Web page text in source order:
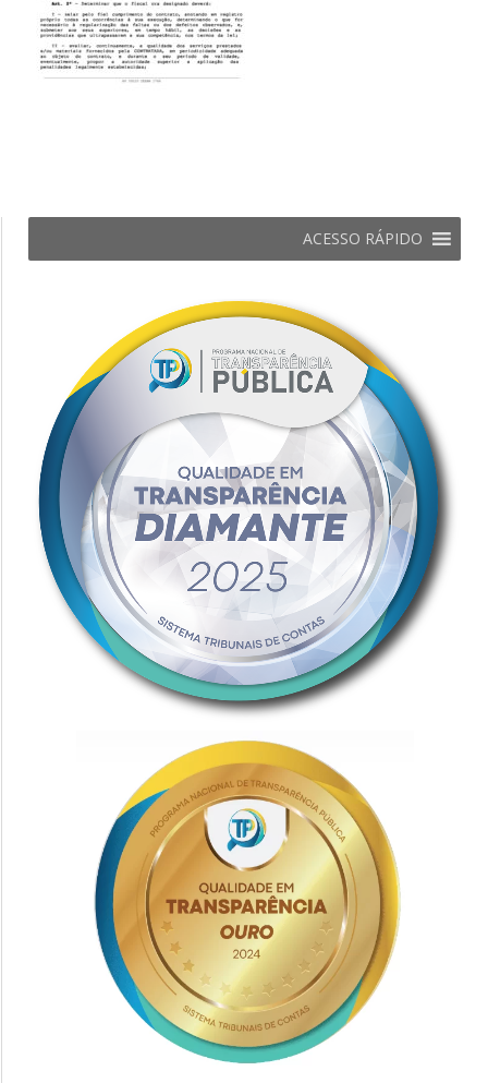
ACESSO RÁPIDO